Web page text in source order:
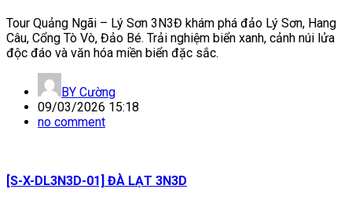
Tour Quảng Ngãi – Lý Sơn 3N3Đ khám phá đảo Lý Sơn, Hang
Câu, Cổng Tò Vò, Đảo Bé. Trải nghiệm biển xanh, cảnh núi lửa
độc đáo và văn hóa miền biển đặc sắc.
BY Cường
09/03/2026 15:18
no comment
[S-X-DL3N3D-01] ĐÀ LẠT 3N3D